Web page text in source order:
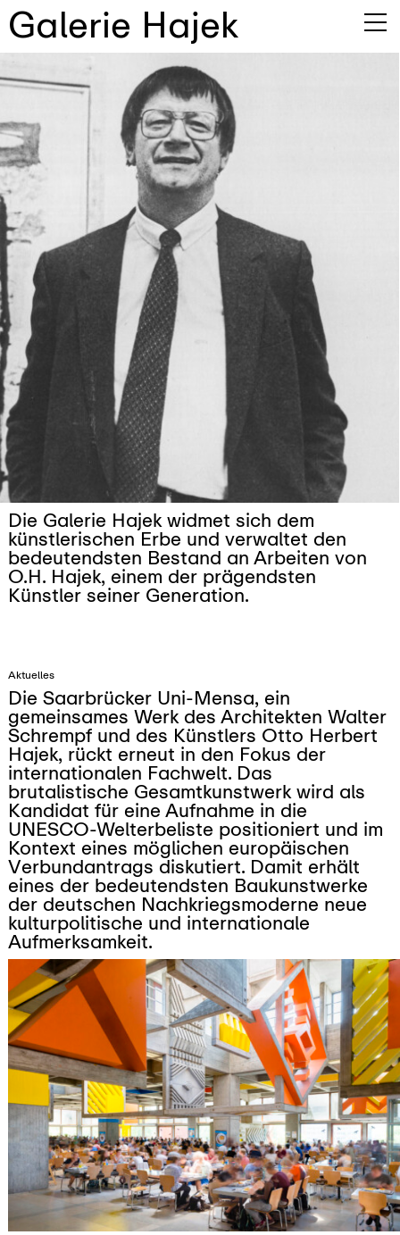
Galerie Hajek
Die Galerie Hajek widmet sich dem
künstlerischen Erbe und verwaltet den
bedeutendsten Bestand an Arbeiten von
O.H. Hajek, einem der prägendsten
Künstler seiner Generation.
Aktuelles
Die Saarbrücker Uni-Mensa, ein
gemeinsames Werk des Architekten Walter
Schrempf und des Künstlers Otto Herbert
Hajek, rückt erneut in den Fokus der
internationalen Fachwelt. Das
brutalistische Gesamtkunstwerk wird als
Kandidat für eine Aufnahme in die
UNESCO-Welterbeliste positioniert und im
Kontext eines möglichen europäischen
Verbundantrags diskutiert. Damit erhält
eines der bedeutendsten Baukunstwerke
der deutschen Nachkriegsmoderne neue
kulturpolitische und internationale
Aufmerksamkeit.